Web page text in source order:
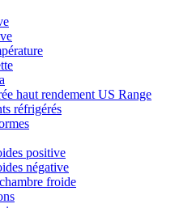
haut rendement US Range
réfrigérés
positive
négative
froide